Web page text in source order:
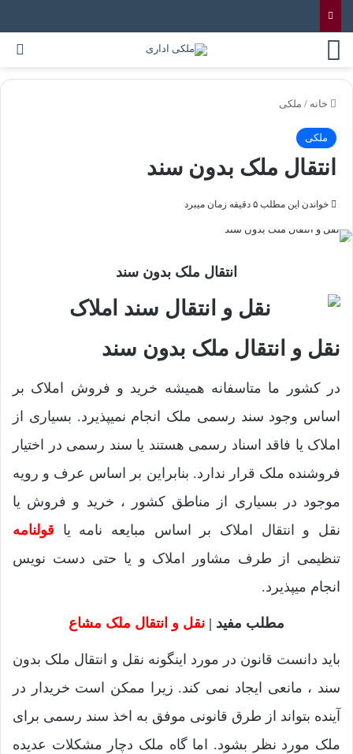
خانه / ملکی
ملکی
انتقال ملک بدون سند
خواندن این مطلب ۵ دقیقه زمان میبرد
انتقال ملک بدون سند
نقل و انتقال ملک بدون سند
در کشور ما متاسفانه همیشه خرید و فروش املاک بر
اساس وجود سند رسمی ملک انجام نمیپذیرد. بسیاری از
املاک یا فاقد اسناد رسمی هستند یا سند رسمی در اختیار
فروشنده ملک قرار ندارد. بنابراین بر اساس عرف و رویه
موجود در بسیاری از مناطق کشور ، خرید و فروش یا
نقل و انتقال املاک بر اساس مبایعه نامه یا قولنامه
تنظیمی از طرف مشاور املاک و یا حتی دست نویس
انجام میپذیرد.
مطلب مفید | نقل و انتقال ملک مشاع
باید دانست قانون در مورد اینگونه نقل و انتقال ملک بدون
سند ، مانعی ایجاد نمی کند. زیرا ممکن است خریدار در
آینده بتواند از طرق قانونی موفق به اخذ سند رسمی برای
ملک مورد نظر بشود. اما گاه ملک دچار مشکلات عدیده